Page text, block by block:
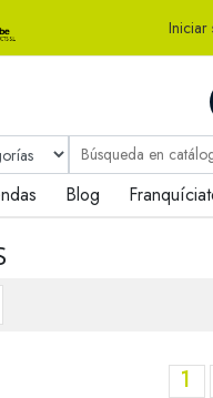
Iniciar
Blog
1